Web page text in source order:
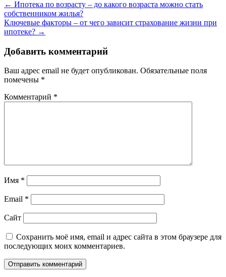
← Ипотека по возрасту – до какого возраста можно стать
собственником жилья?
Ключевые факторы – от чего зависит страхование жизни при
ипотеке? →
Добавить комментарий
Ваш адрес email не будет опубликован. Обязательные поля
помечены *
Комментарий *
Имя *
Email *
Сайт
Сохранить моё имя, email и адрес сайта в этом браузере для
последующих моих комментариев.